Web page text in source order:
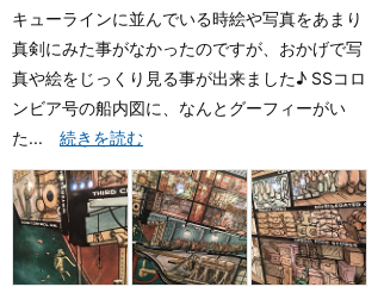
キューラインに並んでいる時絵や写真をあまり
真剣にみた事がなかったのですが、おかげで写
真や絵をじっくり見る事が出来ました♪ SSコロ
ンビア号の船内図に、なんとグーフィーがい
た... 続きを読む